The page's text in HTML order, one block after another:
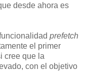
desde ahora es
prefetch
el primer
cree que la
con el objetivo